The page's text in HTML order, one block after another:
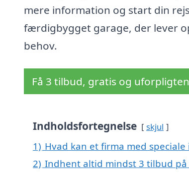
mere information og start din
færdigbygget garage, der lever
behov.
Få 3 tilbud, gratis og
Indholdsfortegnelse skjul
1) Hvad kan et firma med
2) Indhent altid mindst 3 tilbud